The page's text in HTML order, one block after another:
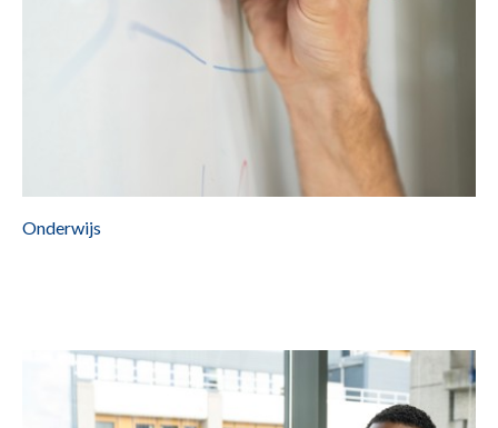
Onderwijs